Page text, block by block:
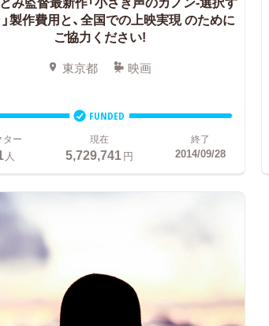
製作費用と、全国での上映実現 のために
ご協力ください!
東京都 映画
FUNDED
ター
人
現在
5,729,741円
終了
2014/09/28